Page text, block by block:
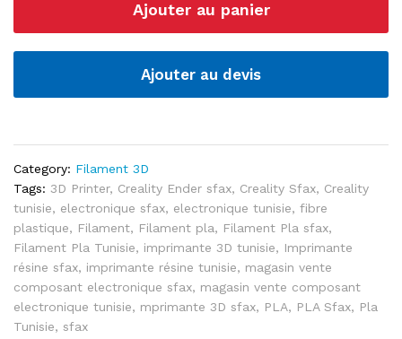
"Creality
Ender"
Ajouter au panier
Ajouter au devis
Category: Filament 3D
Tags: 3D Printer, Creality Ender sfax, Creality Sfax, Creality
tunisie, electronique sfax, electronique tunisie, fibre
plastique, Filament, Filament pla, Filament Pla sfax,
Filament Pla Tunisie, imprimante 3D tunisie, Imprimante
résine sfax, imprimante résine tunisie, magasin vente
composant electronique sfax, magasin vente composant
electronique tunisie, mprimante 3D sfax, PLA, PLA Sfax, Pla
Tunisie, sfax